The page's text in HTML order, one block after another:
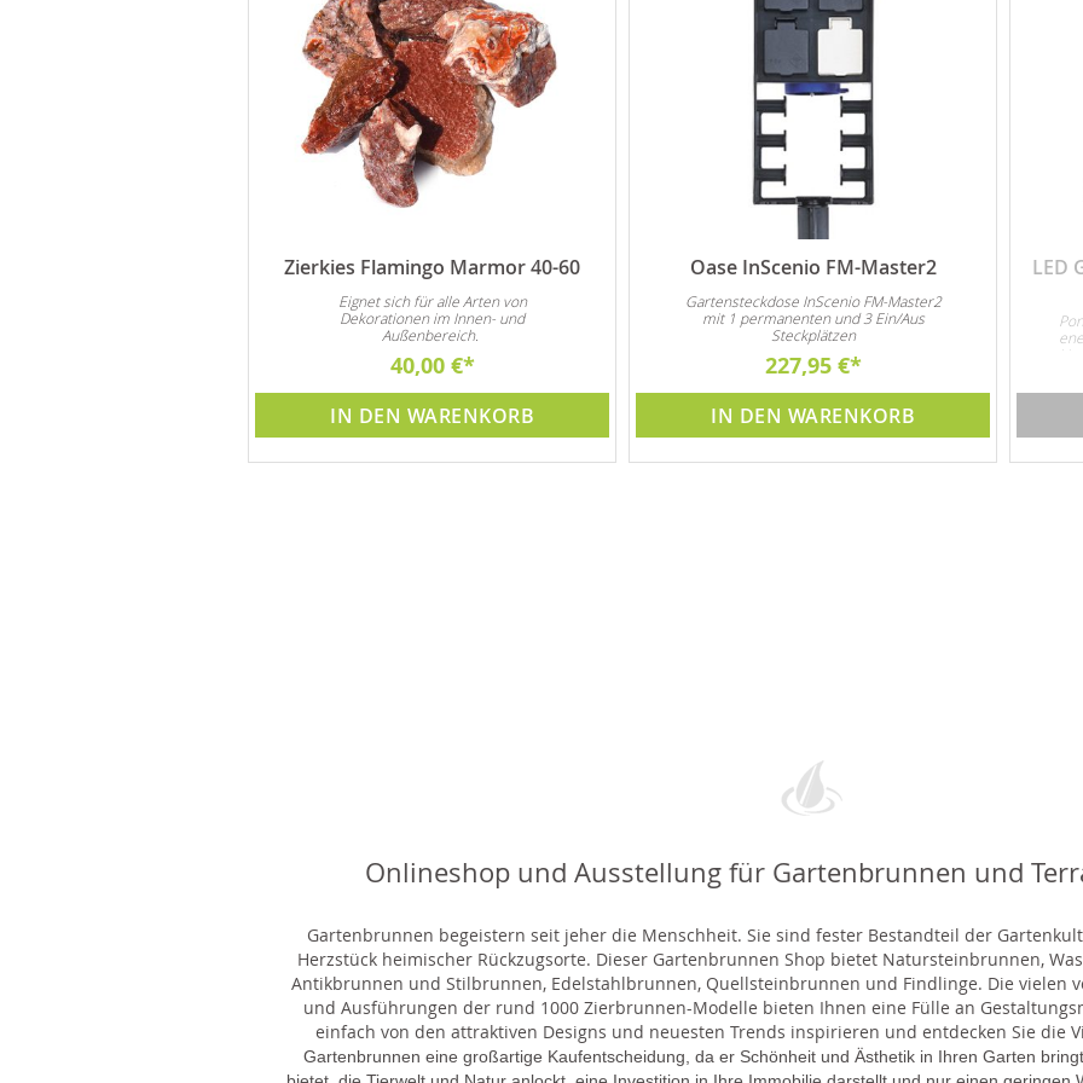
Zierkies Flamingo Marmor 40-60
Eignet sich für alle Arten von
Dekorationen im Innen- und
Außenbereich.
40,00 €
IN DEN WARENKORB
Oase InScenio FM-Master2
Gartensteckdose InScenio FM-Master2
mit 1 permanenten und 3 Ein/Aus
Steckplätzen
227,95 €
IN DEN WARENKORB
LED
Onlineshop und Ausstellung für Gartenbrunnen und
Gartenbrunnen begeistern seit jeher die Menschheit. Sie sind fester Bestandteil der
Herzstück heimischer Rückzugsorte. Dieser Gartenbrunnen Shop bietet Natursteinbrunnen,
Antikbrunnen und Stilbrunnen, Edelstahlbrunnen, Quellsteinbrunnen und Findlinge. Die vielen
und Ausführungen der rund 1000 Zierbrunnen-Modelle bieten Ihnen eine Fülle an
einfach von den attraktiven Designs und neuesten Trends inspirieren und entdecken Sie die
Gartenbrunnen eine großartige Kaufentscheidung, da er Schönheit und Ästhetik in Ihren Garten